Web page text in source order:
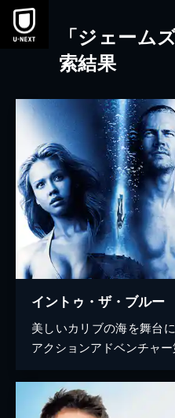
本文へスキップ
「ジェーム
索結果
イントゥ・ザ・ブルー
美しいカリブの海を舞台
アクションアドベンチャ